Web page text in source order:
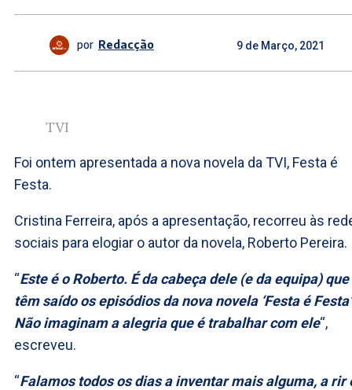
por Redacção 9 de Março, 2021
TVI
Foi ontem apresentada a nova novela da TVI, Festa é
Festa.
Cristina Ferreira, após a apresentação, recorreu às
sociais para elogiar o autor da novela, Roberto Pereira.
“Este é o Roberto. É da cabeça dele (e da equipa) que
têm saído os episódios da nova novela ‘Festa é
Não imaginam a alegria que é trabalhar com ele“,
escreveu.
“Falamos todos os dias a inventar mais alguma, a rir